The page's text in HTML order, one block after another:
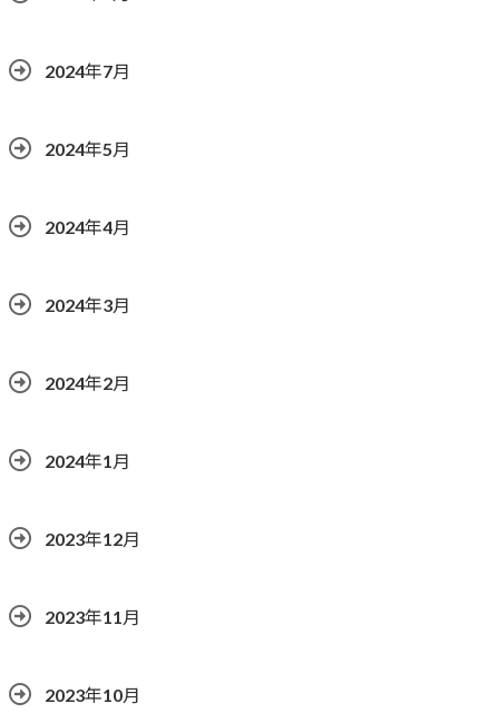
2024年7月
2024年5月
2024年4月
2024年3月
2024年2月
2024年1月
2023年12月
2023年11月
2023年10月